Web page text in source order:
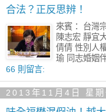
合法？正反思辨！
來賓： 台灣
陳志宏 靜宜
倩倩 性別人
瑜 同志婚姻
66 則留言:
2013年11月4日 星期